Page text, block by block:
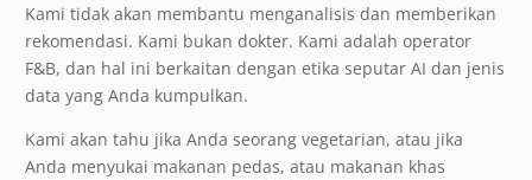
Kami tidak akan membantu menganalisis dan memberikan
rekomendasi. Kami bukan dokter. Kami adalah operator
F&B, dan hal ini berkaitan dengan etika seputar AI dan jenis
data yang Anda kumpulkan.
Kami akan tahu jika Anda seorang vegetarian, atau jika
Anda menyukai makanan pedas, atau makanan khas